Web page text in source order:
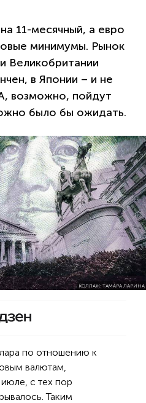
11-месячный, а евро
минимумы. Рынок
Великобритании
в Японии – и не
возможно, пойдут
было бы ожидать.
КОЛЛАЖ: ТАМАРА ЛАРИНА
по отношению к
валютам,
с тех пор
Таким